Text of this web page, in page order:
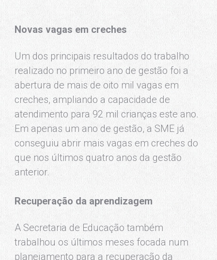
Novas vagas em creches
Um dos principais resultados do trabalho
realizado no primeiro ano de gestão foi a
abertura de mais de oito mil vagas em
creches, ampliando a capacidade de
atendimento para 92 mil crianças este ano.
Em apenas um ano de gestão, a SME já
conseguiu abrir mais vagas em creches do
que nos últimos quatro anos da gestão
anterior.
Recuperação da aprendizagem
A Secretaria de Educação também
trabalhou os últimos meses focada num
planejamento para a recuperação da